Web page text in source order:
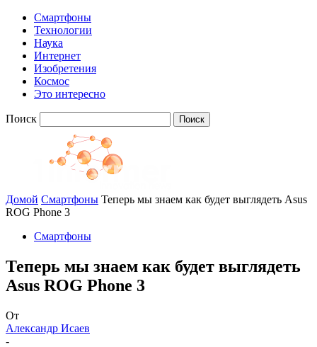
Смартфоны
Технологии
Наука
Интернет
Изобретения
Космос
Это интересно
Поиск
Домой Смартфоны Теперь мы знаем как будет выглядеть Asus
ROG Phone 3
Смартфоны
Теперь мы знаем как будет выглядеть
Asus ROG Phone 3
От
Александр Исаев
-